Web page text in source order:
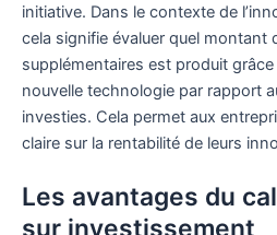
initiative. Dans le contexte de
cela signifie évaluer quel montant
supplémentaires est produit grâce
nouvelle technologie par rapport
investies. Cela permet aux
claire sur la rentabilité de leurs
Les avantages du
sur investissement